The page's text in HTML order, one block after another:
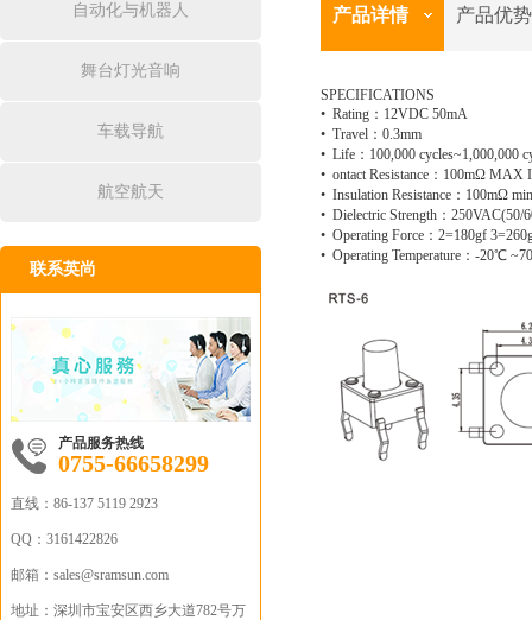
自动化与机器人
舞台灯光音响
车载导航
航空航天
联系英尚
产品服务热线
0755-66658299
直线： 86-137 5119 2923
QQ： 3161422826
邮箱：sales@sramsun.com
地址： 深圳市宝安区西乡大道782号万
产品详情 产品优势
SPECIFICATIONS
• Rating：12VDC 50mA
• Travel：0.3mm
• Life：100,000 cycles~1,000,000
• ontact Resistance：100mΩ MAX
• Insulation Resistance：100mΩ
• Dielectric Strength：
• Operating Force：2=180gf
• Operating Temperature：-20℃